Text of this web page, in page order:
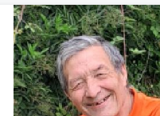
désir temps. Faux profil,
profiteuse et autres
passer votre chemin,
m'intéressez pas du tout!